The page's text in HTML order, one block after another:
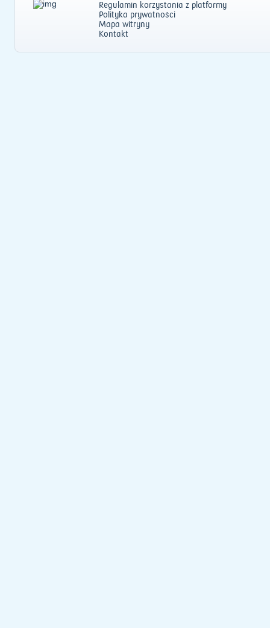
Regulamin korzystania z platformy
Polityka prywatności
Mapa witryny
Kontakt